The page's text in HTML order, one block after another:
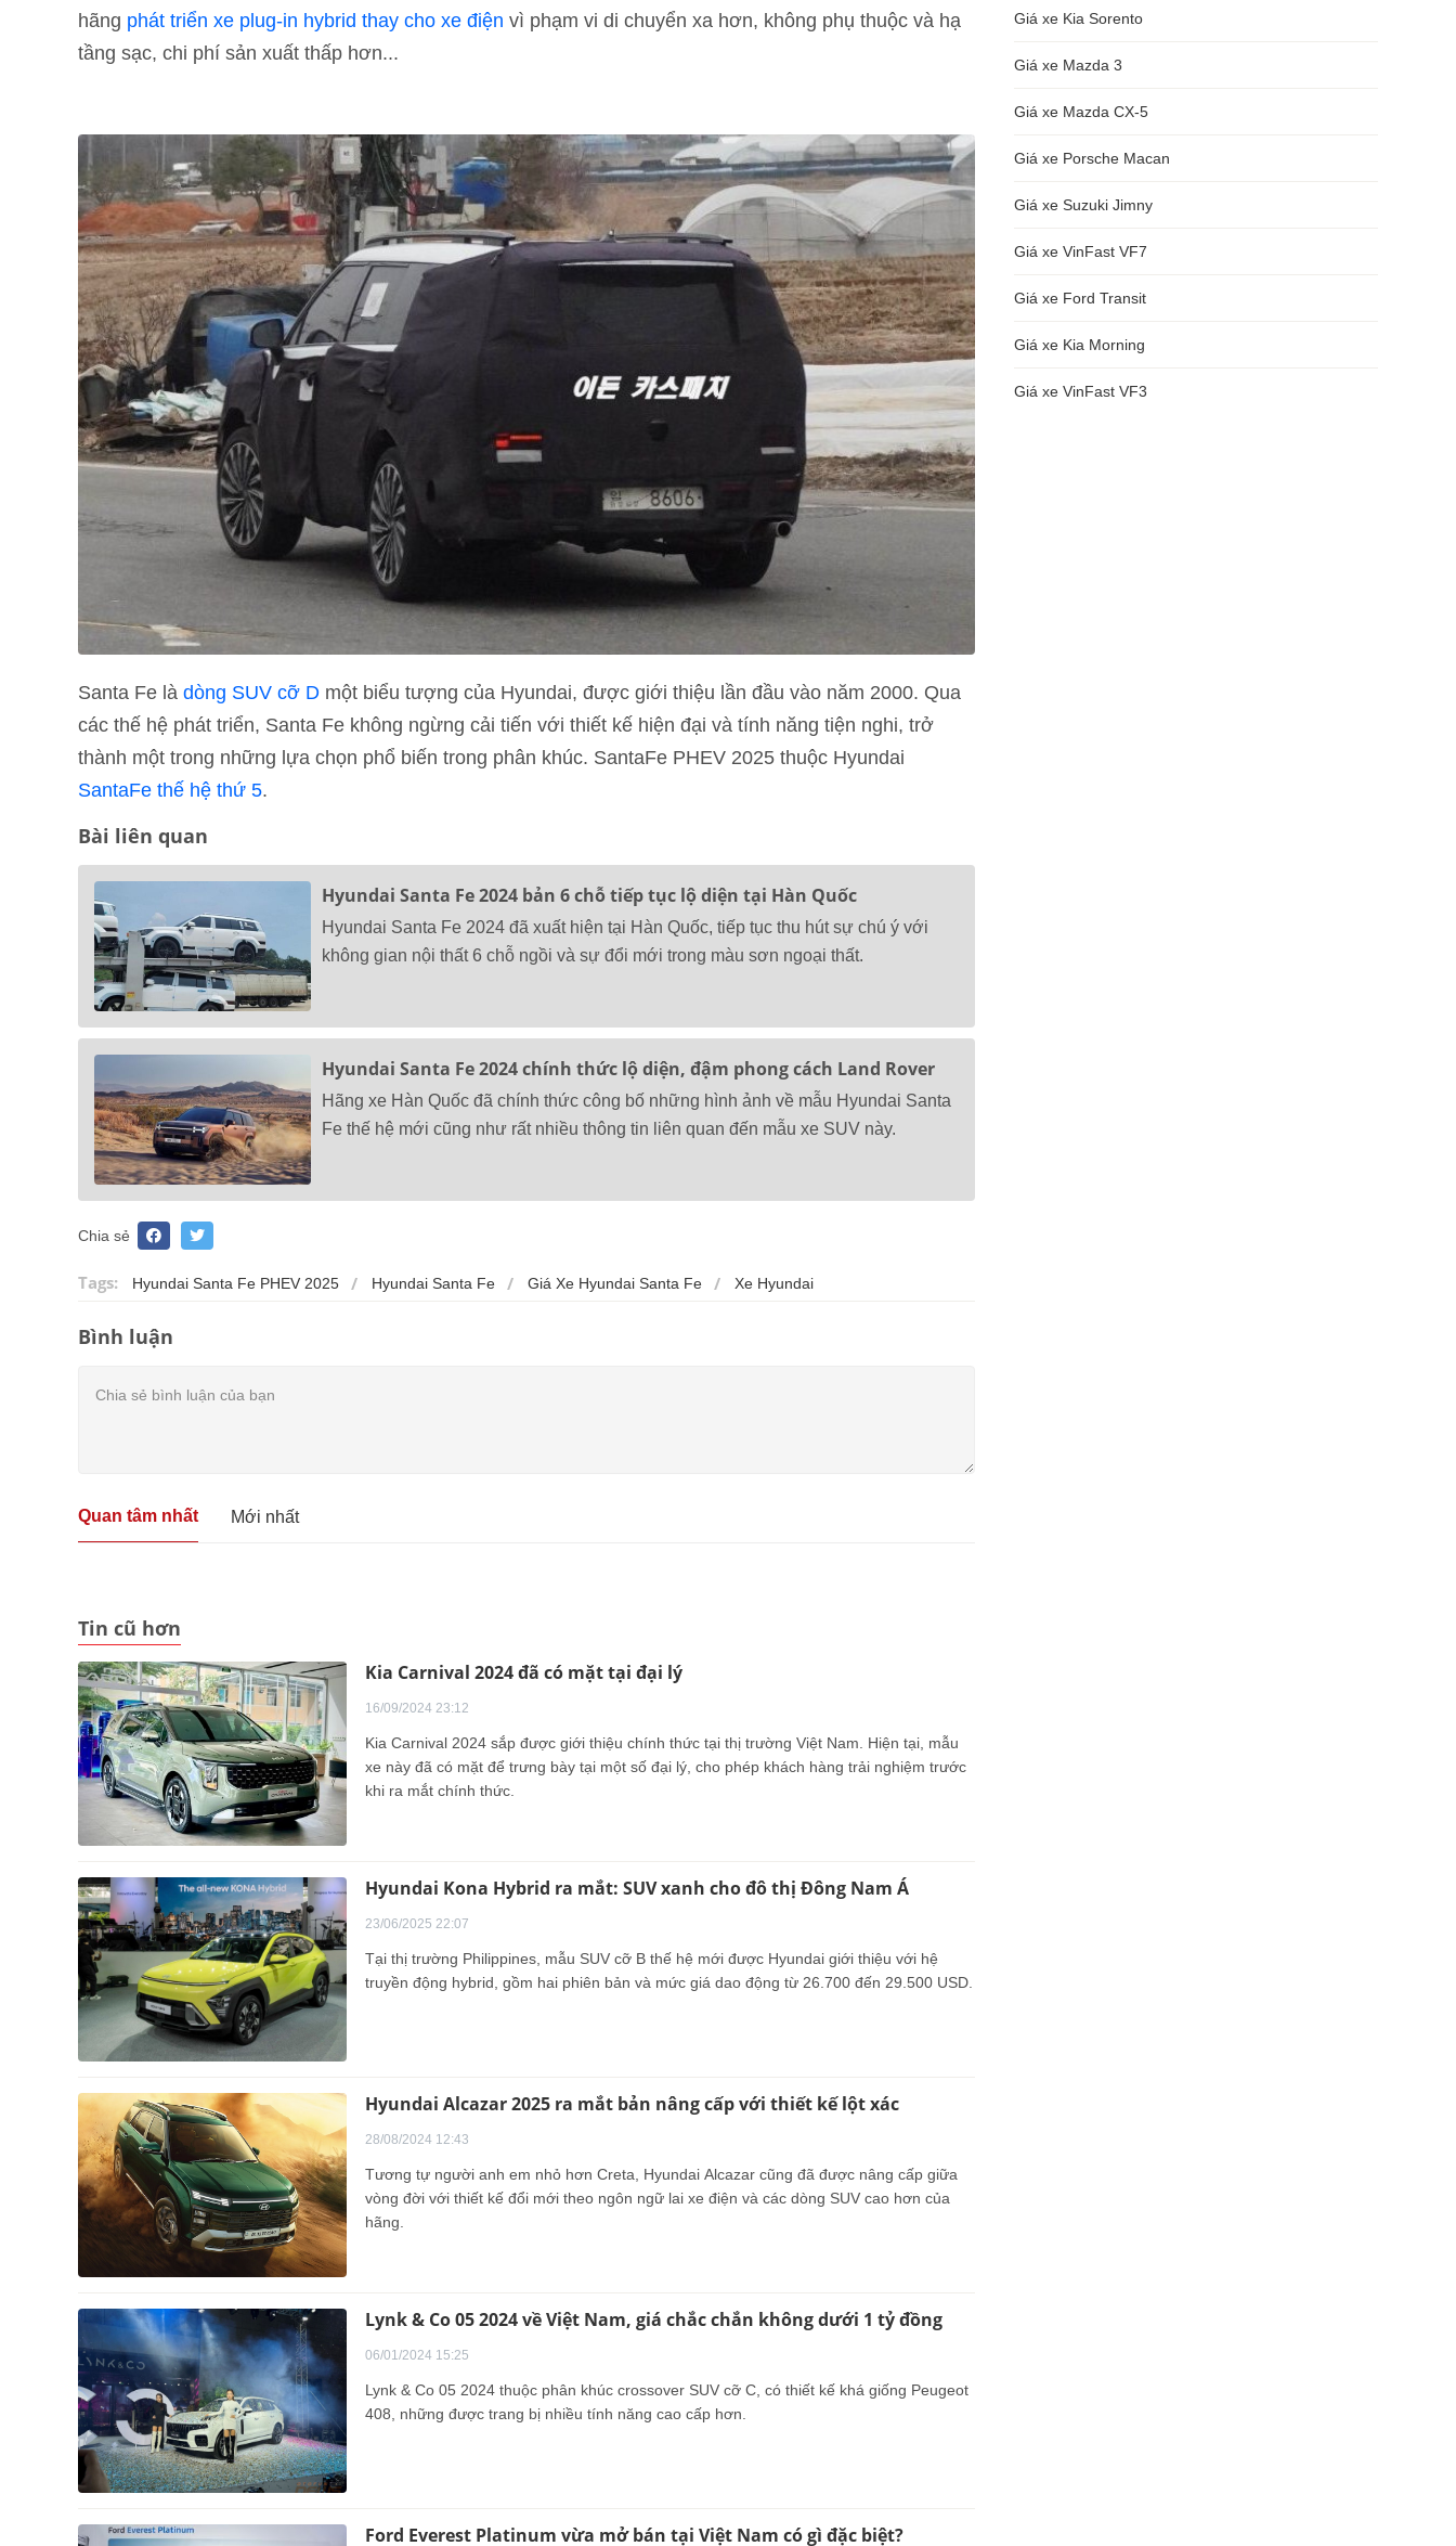
hãng phát triển xe plug-in hybrid thay cho xe điện vì phạm vi di chuyển xa hơn, không phụ thuộc và hạ
tầng sạc, chi phí sản xuất thấp hơn...
Santa Fe là dòng SUV cỡ D một biểu tượng của Hyundai, được giới thiệu lần đầu vào năm 2000. Qua
các thế hệ phát triển, Santa Fe không ngừng cải tiến với thiết kế hiện đại và tính năng tiện nghi, trở
thành một trong những lựa chọn phổ biến trong phân khúc. SantaFe PHEV 2025 thuộc Hyundai
SantaFe thế hệ thứ 5.
Bài liên quan
Hyundai Santa Fe 2024 bản 6 chỗ tiếp tục lộ diện tại Hàn Quốc
Hyundai Santa Fe 2024 đã xuất hiện tại Hàn Quốc, tiếp tục thu hút sự chú ý với
không gian nội thất 6 chỗ ngồi và sự đổi mới trong màu sơn ngoại thất.
Hyundai Santa Fe 2024 chính thức lộ diện, đậm phong cách Land Rover
Hãng xe Hàn Quốc đã chính thức công bố những hình ảnh về mẫu Hyundai Santa
Fe thế hệ mới cũng như rất nhiều thông tin liên quan đến mẫu xe SUV này.
Chia sẻ
Tags: Hyundai Santa Fe PHEV 2025 Hyundai Santa Fe Giá Xe Hyundai Santa Fe Xe Hyundai
Bình luận
Quan tâm nhất Mới nhất
Tin cũ hơn
Kia Carnival 2024 đã có mặt tại đại lý
16/09/2024 23:12
Kia Carnival 2024 sắp được giới thiệu chính thức tại thị trường Việt Nam. Hiện tại, mẫu
xe này đã có mặt để trưng bày tại một số đại lý, cho phép khách hàng trải nghiệm trước
khi ra mắt chính thức.
Hyundai Kona Hybrid ra mắt: SUV xanh cho đô thị Đông Nam Á
23/06/2025 22:07
Tại thị trường Philippines, mẫu SUV cỡ B thế hệ mới được Hyundai giới thiệu với hệ
truyền động hybrid, gồm hai phiên bản và mức giá dao động từ 26.700 đến 29.500 USD.
Hyundai Alcazar 2025 ra mắt bản nâng cấp với thiết kế lột xác
28/08/2024 12:43
Tương tự người anh em nhỏ hơn Creta, Hyundai Alcazar cũng đã được nâng cấp giữa
vòng đời với thiết kế đổi mới theo ngôn ngữ lai xe điện và các dòng SUV cao hơn của
hãng.
Lynk & Co 05 2024 về Việt Nam, giá chắc chắn không dưới 1 tỷ đồng
06/01/2024 15:25
Lynk & Co 05 2024 thuộc phân khúc crossover SUV cỡ C, có thiết kế khá giống Peugeot
408, những được trang bị nhiều tính năng cao cấp hơn.
Ford Everest Platinum vừa mở bán tại Việt Nam có gì đặc biệt?
Giá xe Kia Sorento
Giá xe Mazda 3
Giá xe Mazda CX-5
Giá xe Porsche Macan
Giá xe Suzuki Jimny
Giá xe VinFast VF7
Giá xe Ford Transit
Giá xe Kia Morning
Giá xe VinFast VF3